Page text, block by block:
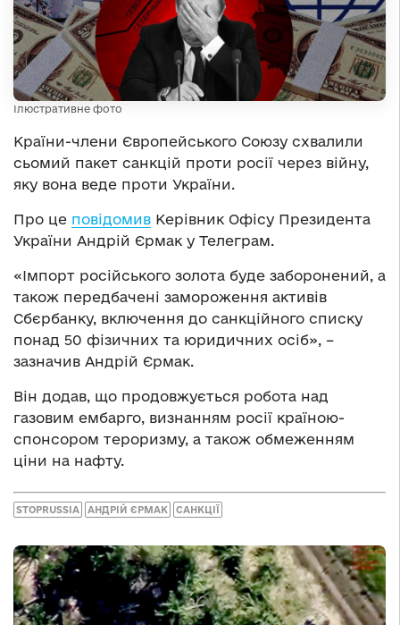
Ілюстративне фото
Країни-члени Європейського Союзу схвалили
сьомий пакет санкцій проти росії через війну,
яку вона веде проти України.
Про це повідомив Керівник Офісу Президента
України Андрій Єрмак у Телеграм.
«Імпорт російського золота буде заборонений, а
також передбачені замороження активів
Сбєрбанку, включення до санкційного списку
понад 50 фізичних та юридичних осіб», –
зазначив Андрій Єрмак.
Він додав, що продовжується робота над
газовим ембарго, визнанням росії країною-
спонсором тероризму, а також обмеженням
ціни на нафту.
STOPRUSSIA АНДРІЙ ЄРМАК САНКЦІЇ